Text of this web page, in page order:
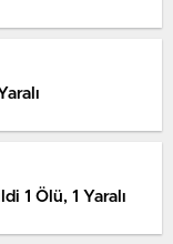
1 Ölü, 1 Yaralı